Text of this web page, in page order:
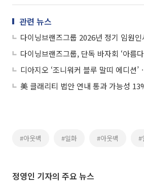
관련 뉴스
#아웃백 #일화 #아웃백 #
정영인 기자의 주요 뉴스